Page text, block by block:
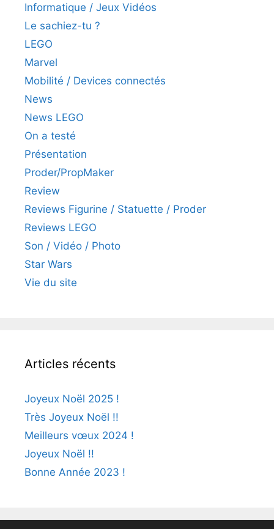
Informatique / Jeux Vidéos
Le sachiez-tu ?
LEGO
Marvel
Mobilité / Devices connectés
News
News LEGO
On a testé
Présentation
Proder/PropMaker
Review
Reviews Figurine / Statuette / Proder
Reviews LEGO
Son / Vidéo / Photo
Star Wars
Vie du site
Articles récents
Joyeux Noël 2025 !
Très Joyeux Noël !!
Meilleurs vœux 2024 !
Joyeux Noël !!
Bonne Année 2023 !